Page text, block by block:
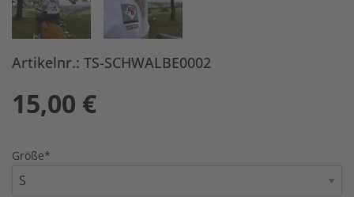
Artikelnr.: TS-SCHWALBE0002
15,00 €
Größe*